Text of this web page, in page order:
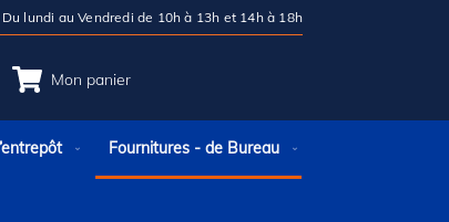
Du lundi au Vendredi de 10h à 13h et 14h à 18h
Mon panier
Fournitures - de Bureau